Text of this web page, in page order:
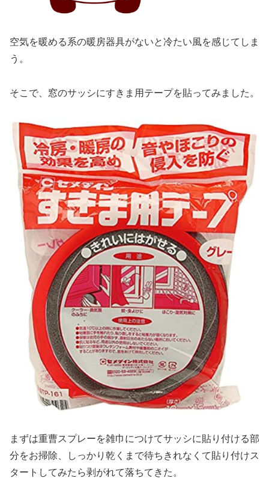
空気を暖める系の暖房器具がないと冷たい風を感じてしま
う。
そこで、窓のサッシにすきま用テープを貼ってみました。
まずは重曹スプレーを雑巾につけてサッシに貼り付ける部
分をお掃除、しっかり乾くまで待ちきれなくて貼り付けス
タートしてみたら剥がれて落ちてきた。